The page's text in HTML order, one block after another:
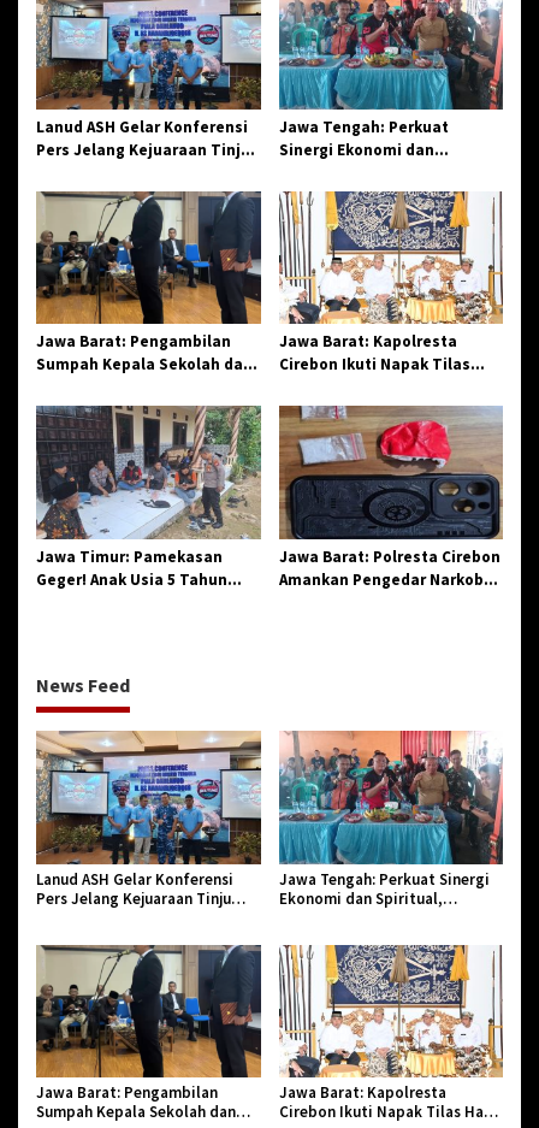
i
p
o
s
Lanud ASH Gelar Konferensi
Pers Jelang Kejuaraan Tinju
2026
Jawa Tengah: Perkuat
Sinergi Ekonomi dan
Jangkar Gelar Halal Bi Halal
di Losari
Jawa Barat: Pengambilan
Sumpah Kepala Sekolah dan
Penegasan Integritas
Aparatur Pendidikan dan
Birokrasi
Jawa Barat: Kapolresta
Cirebon Ikuti Napak Tilas
Sinergi dan Pelestarian
Sejarah
Jawa Timur: Pamekasan
Geger! Anak Usia 5 Tahun
Jawa Barat: Polresta Cirebon
Amankan Pengedar Narkoba
News Feed
Lanud ASH Gelar Konferensi
Pers Jelang Kejuaraan Tinju
Jawa Tengah: Perkuat Sinergi
Ekonomi dan Spiritual,
Jawa Barat: Pengambilan
Sumpah Kepala Sekolah dan
Jawa Barat: Kapolresta
Cirebon Ikuti Napak Tilas Hari